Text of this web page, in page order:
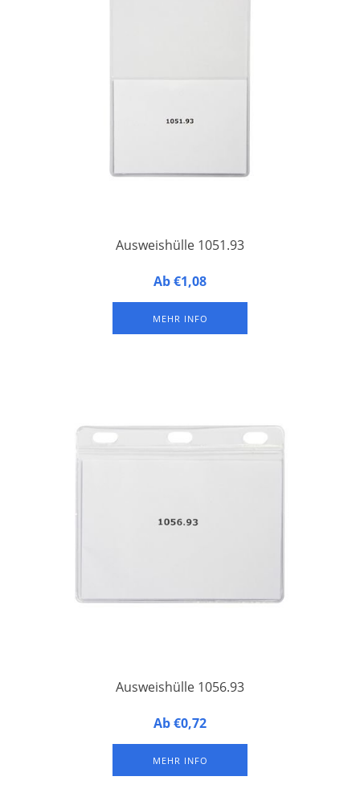
Ausweishülle 1051.93
Großes Namensschild (A6-Format) mit Rückseite aus Hartfolie
hohem, Vorfach über die gesamte Breite.
Ab €1,08
MEHR INFO
Ausweishülle 1056.93
Die meist genutzte Ausweishülle, Rückseite aus Hartfolie und
Bereich.
Ab €0,72
MEHR INFO